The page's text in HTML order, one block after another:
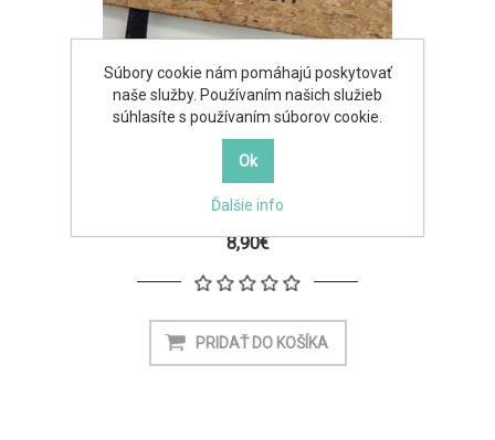
Zápisník TUKE
8,90€
Súbory cookie nám pomáhajú poskytovať
naše služby. Používaním našich služieb
súhlasíte s používaním súborov cookie.
Ďalšie info